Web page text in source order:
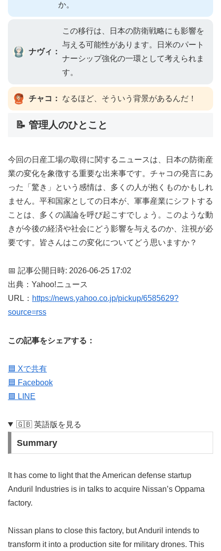
か。
ナヴィ：
この移行は、日本の防衛戦略にも影響を
与える可能性があります。日米のパート
ナーシップ強化の一環として考えられま
す。
チャコ： なるほど、そういう背景があるんだ！
📝 管理人のひとこと
今回の日産工場の取得に関するニュースは、日本の防衛産
業の変化を象徴する重要な出来事です。チャコの発言にあ
った「驚き」という感情は、多くの人が抱くものかもしれ
ません。平和国家としての日本が、軍事産業にシフトする
ことは、多くの議論を呼び起こすでしょう。このような動
きが今後の経済や社会にどう影響を与えるのか、注視が必
要です。皆さんはこの変化についてどう思いますか？
📅 記事公開日時: 2026-06-25 17:02
出典：Yahoo!ニュース
URL： https://news.yahoo.co.jp/pickup/6585629?
source=rss
この記事をシェアする：
🟦 Xで共有
🟦 Facebook
🟩 LINE
🇬🇧 英語版を見る
Summary
It has come to light that the American defense startup
Anduril Industries is in talks to acquire Nissan’s Oppama
factory.
Nissan plans to close this factory, but Anduril intends to
transform it into a production site for military drones. This